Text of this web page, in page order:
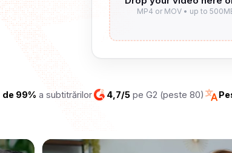
de 99% a subtitrărilor 4,7/5pe G2 (peste 80)